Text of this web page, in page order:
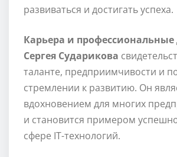
развиваться и достигать успеха.
Карьера и
Сергея Сударикова
таланте, предприимчивости и
стремлении к развитию. Он
вдохновением для многих
и становится примером
сфере IT-технологий.